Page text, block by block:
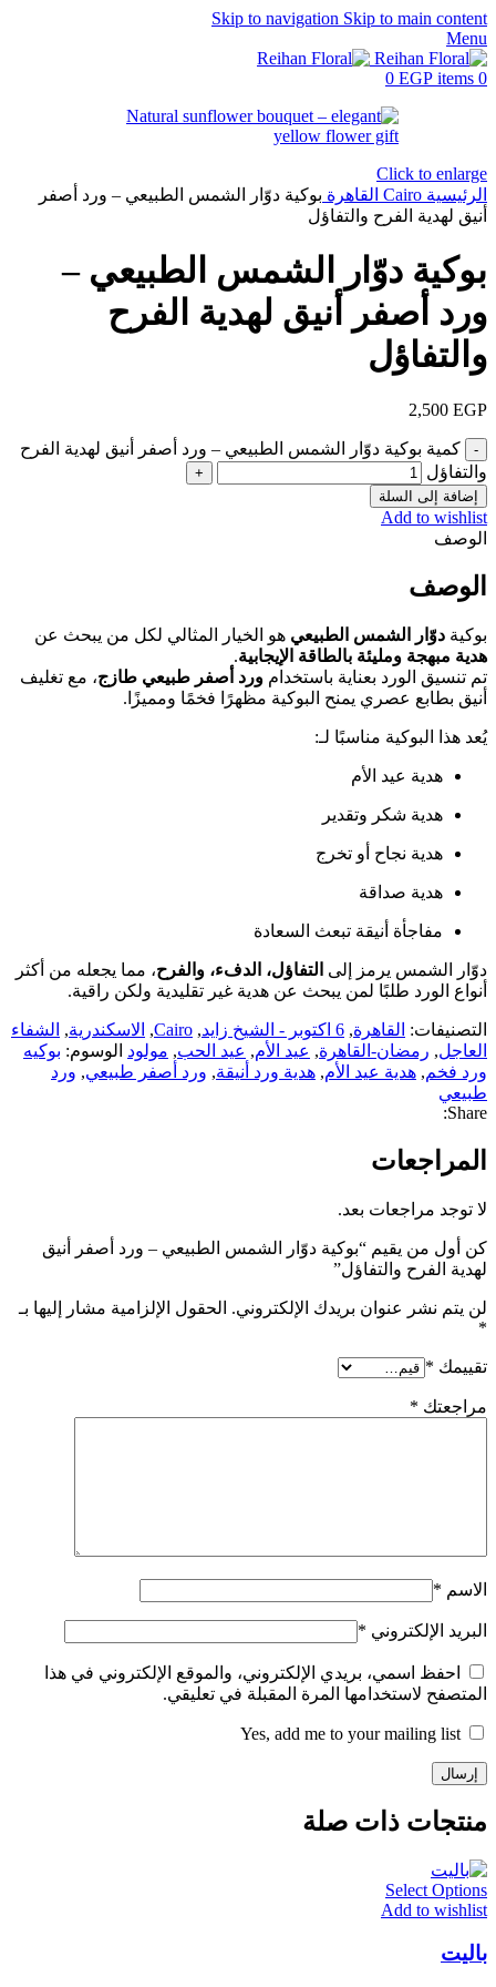
Skip to navigation Skip to main content
Menu
0
items
0 EGP
Click to enlarge
الرئيسية Cairo القاهرة بوكية دوّار الشمس الطبيعي – ورد أصفر
أنيق لهدية الفرح والتفاؤل
بوكية دوّار الشمس الطبيعي –
ورد أصفر أنيق لهدية الفرح
والتفاؤل
2,500 EGP
كمية بوكية دوّار الشمس الطبيعي – ورد أصفر أنيق لهدية الفرح
والتفاؤل
إضافة إلى السلة
Add to wishlist
الوصف
الوصف
بوكية دوّار الشمس الطبيعي هو الخيار المثالي لكل من يبحث عن
هدية مبهجة ومليئة بالطاقة الإيجابية.
تم تنسيق الورد بعناية باستخدام ورد أصفر طبيعي طازج، مع تغليف
أنيق بطابع عصري يمنح البوكية مظهرًا فخمًا ومميزًا.
يُعد هذا البوكية مناسبًا لـ:
هدية عيد الأم
هدية شكر وتقدير
هدية نجاح أو تخرج
هدية صداقة
مفاجأة أنيقة تبعث السعادة
دوّار الشمس يرمز إلى التفاؤل، الدفء، والفرح، مما يجعله من أكثر
أنواع الورد طلبًا لمن يبحث عن هدية غير تقليدية ولكن راقية.
التصنيفات: القاهرة, 6 اكتوبر - الشيخ زايد ,
Cairo
, الاسكندرية, الشفاء
العاجل, رمضان-القاهرة, عيد الأم, عيد الحب, مولود الوسوم: بوكيه
ورد فخم, هدية عيد الأم, هدية ورد أنيقة, ورد أصفر طبيعي, ورد
طبيعي
Share:
المراجعات
لا توجد مراجعات بعد.
كن أول من يقيم “بوكية دوّار الشمس الطبيعي – ورد أصفر أنيق
لهدية الفرح والتفاؤل”
لن يتم نشر عنوان بريدك الإلكتروني. الحقول الإلزامية مشار إليها بـ
*
تقييمك *
مراجعتك *
الاسم *
البريد الإلكتروني *
احفظ اسمي، بريدي الإلكتروني، والموقع الإلكتروني في هذا
المتصفح لاستخدامها المرة المقبلة في تعليقي.
منتجات ذات صلة
Select Options
Add to wishlist
باليت